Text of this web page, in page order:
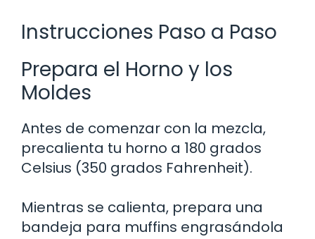
Instrucciones Paso a Paso
Prepara el Horno y los
Moldes
Antes de comenzar con la mezcla,
precalienta tu horno a 180 grados
Celsius (350 grados Fahrenheit).
Mientras se calienta, prepara una
bandeja para muffins engrasándola